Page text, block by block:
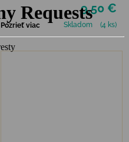
9,50 €
Pozrieť viac Skladom (4 ks)